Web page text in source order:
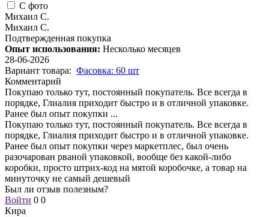
С фото
Михаил С.
Михаил С.
Подтвержденная покупка
Опыт использования: Несколько месяцев
28-06-2026
Вариант товара: Фасовка: 60 шт
Комментарий
Покупаю только тут, постоянный покупатель. Все всегда в
порядке, Глиалия приходит быстро и в отличной упаковке.
Ранее был опыт покупки ...
Покупаю только тут, постоянный покупатель. Все всегда в
порядке, Глиалия приходит быстро и в отличной упаковке.
Ранее был опыт покупки через маркетплес, был очень
разочарован рваной упаковкой, вообще без какой-либо
коробки, просто штрих-код на мятой коробочке, а товар на
минуточку не самый дешевый
Был ли отзыв полезным?
Войти 0 0
Кира